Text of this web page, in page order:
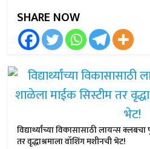
SHARE NOW
विद्यार्थ्यांच्या विकासासाठी लायन्स
तर वृद्धाश्रमाला वॉशिंग मशीनची भेट!